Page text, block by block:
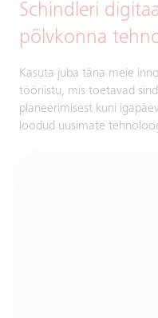
Schindleri
põlvkonna
Kasuta juba täna meie
tööriistu, mis toetavad
planeerimisest kuni
loodud uusimate